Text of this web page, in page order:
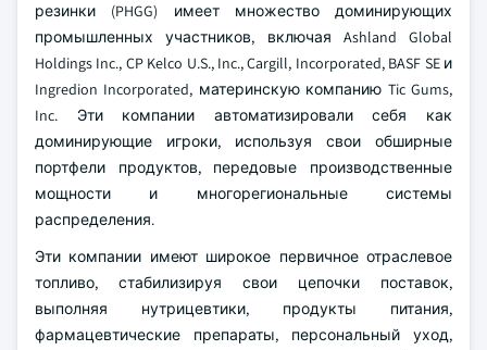
резинки (PHGG) имеет множество доминирующих
промышленных участников, включая Ashland Global
Holdings Inc., CP Kelco U.S., Inc., Cargill, Incorporated, BASF SE и
Ingredion Incorporated, материнскую компанию Tic Gums,
Inc. Эти компании автоматизировали себя как
доминирующие игроки, используя свои обширные
портфели продуктов, передовые производственные
мощности и многорегиональные системы
распределения.
Эти компании имеют широкое первичное отраслевое
топливо, стабилизируя свои цепочки поставок,
выполняя нутрицевтики, продукты питания,
фармацевтические препараты, персональный уход,